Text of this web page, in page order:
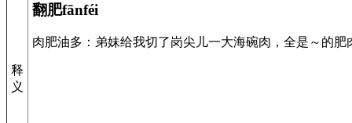
释
义
翻肥fānféi
肉肥油多：弟妹给我切了岗尖儿一大海碗肉，全是～的肥